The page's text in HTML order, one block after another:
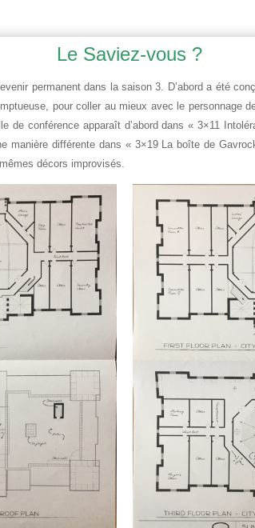
Le Saviez-vous ?
permanent dans la saison 3. D’abord a été
pour coller au mieux avec le personnage
conférence apparaît d’abord dans « 3×11
manière différente dans « 3×19 La boîte de
décors improvisés.